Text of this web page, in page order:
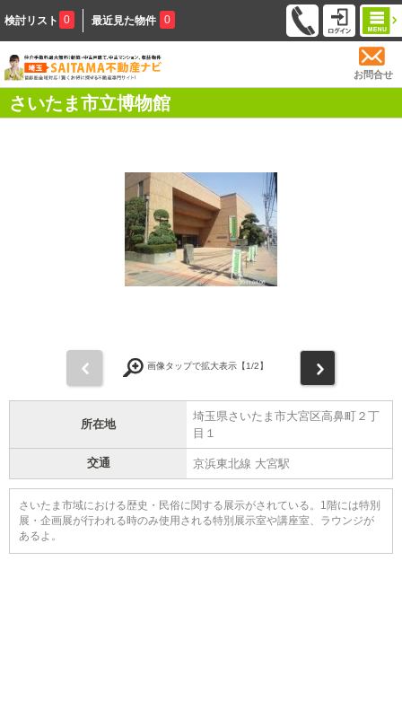
検討リスト 0 最近見た物件 0
お問合せ
さいたま市立博物館
画像タップで拡大表示【1/2】
所在地
埼玉県さいたま市大宮区高鼻町２丁
目１
交通 京浜東北線 大宮駅
さいたま市域における歴史・民俗に関する展示がされている。1階には特別
展・企画展が行われる時のみ使用される特別展示室や講座室、ラウンジが
あるよ。